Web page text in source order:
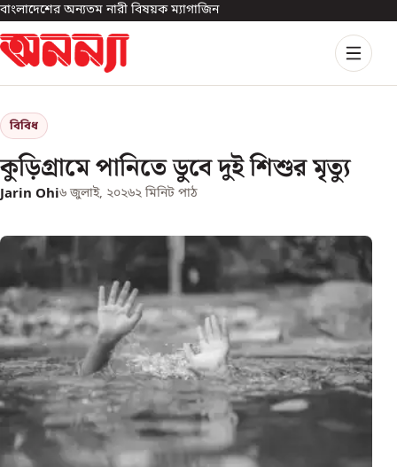
বাংলাদেশের অন্যতম নারী বিষয়ক ম্যাগাজিন
বিবিধ
কুড়িগ্রামে পানিতে ডুবে দুই শিশুর মৃত্যু
Jarin Ohi৬ জুলাই, ২০২৬২ মিনিট পাঠ